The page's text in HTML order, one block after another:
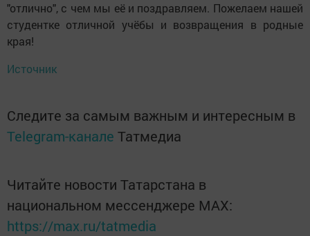
"отлично", с чем мы её и поздравляем. Пожелаем нашей
студентке отличной учёбы и возвращения в родные
края!
Источник
Следите за самым важным и интересным в
Telegram-канале Татмедиа
Читайте новости Татарстана в
национальном мессенджере MАХ:
https://max.ru/tatmedia